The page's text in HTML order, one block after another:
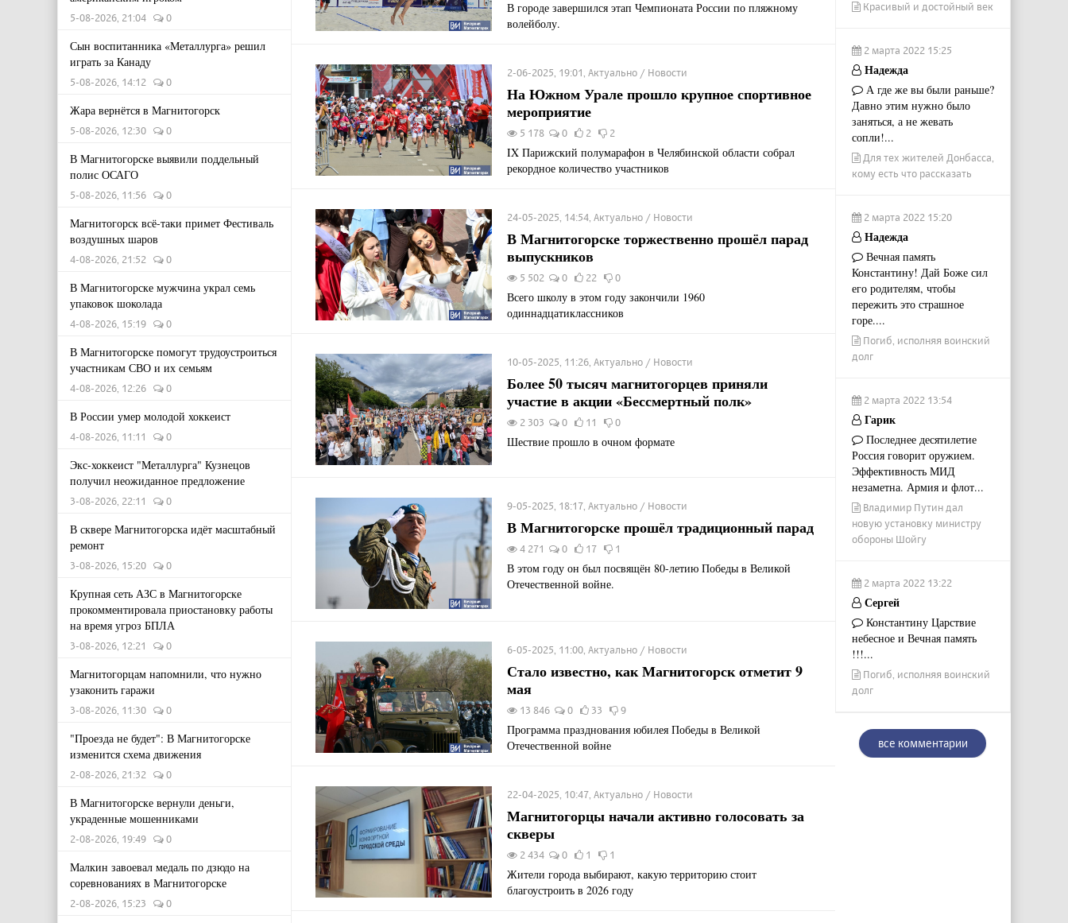
5-08-2026, 21:04 0
Сын воспитанника «Металлурга» решил
играть за Канаду
5-08-2026, 14:12 0
Жара вернётся в Магнитогорск
5-08-2026, 12:30 0
В Магнитогорске выявили поддельный
полис ОСАГО
5-08-2026, 11:56 0
Магнитогорск всё-таки примет Фестиваль
воздушных шаров
4-08-2026, 21:52 0
В Магнитогорске мужчина украл семь
упаковок шоколада
4-08-2026, 15:19 0
В Магнитогорске помогут трудоустроиться
участникам СВО и их семьям
4-08-2026, 12:26 0
В России умер молодой хоккеист
4-08-2026, 11:11 0
Экс-хоккеист "Металлурга" Кузнецов
получил неожиданное предложение
3-08-2026, 22:11 0
В сквере Магнитогорска идёт масштабный
ремонт
3-08-2026, 15:20 0
Крупная сеть АЗС в Магнитогорске
прокомментировала приостановку работы
на время угроз БПЛА
3-08-2026, 12:21 0
Магнитогорцам напомнили, что нужно
узаконить гаражи
3-08-2026, 11:30 0
"Проезда не будет": В Магнитогорске
изменится схема движения
2-08-2026, 21:32 0
В Магнитогорске вернули деньги,
украденные мошенниками
2-08-2026, 19:49 0
Малкин завоевал медаль по дзюдо на
соревнованиях в Магнитогорске
2-08-2026, 15:23 0
В городе завершился этап Чемпионата России по пляжному
волейболу.
2-06-2025, 19:01, Актуально / Новости
На Южном Урале прошло крупное спортивное
мероприятие
5 178 0 2 2
IX Парижский полумарафон в Челябинской области собрал
рекордное количество участников
24-05-2025, 14:54, Актуально / Новости
В Магнитогорске торжественно прошёл парад
выпускников
5 502 0 22 0
Всего школу в этом году закончили 1960
одиннадцатиклассников
10-05-2025, 11:26, Актуально / Новости
Более 50 тысяч магнитогорцев приняли
участие в акции «Бессмертный полк»
2 303 0 11 0
Шествие прошло в очном формате
9-05-2025, 18:17, Актуально / Новости
В Магнитогорске прошёл традиционный парад
4 271 0 17 1
В этом году он был посвящён 80-летию Победы в Великой
Отечественной войне.
6-05-2025, 11:00, Актуально / Новости
Стало известно, как Магнитогорск отметит 9
мая
13 846 0 33 9
Программа празднования юбилея Победы в Великой
Отечественной войне
22-04-2025, 10:47, Актуально / Новости
Магнитогорцы начали активно голосовать за
скверы
2 434 0 1 1
Жители города выбирают, какую территорию стоит
благоустроить в 2026 году
Красивый и достойный век
2 марта 2022 15:25
Надежда
А где же вы были раньше?
Давно этим нужно было
заняться, а не жевать
сопли!...
Для тех жителей Донбасса,
кому есть что рассказать
2 марта 2022 15:20
Надежда
Вечная память
Константину! Дай Боже сил
его родителям, чтобы
пережить это страшное
горе....
Погиб, исполняя воинский
долг
2 марта 2022 13:54
Гарик
Последнее десятилетие
Россия говорит оружием.
Эффективность МИД
незаметна. Армия и флот...
Владимир Путин дал
новую установку министру
обороны Шойгу
2 марта 2022 13:22
Сергей
Константину Царствие
небесное и Вечная память
!!!...
Погиб, исполняя воинский
долг
все комментарии